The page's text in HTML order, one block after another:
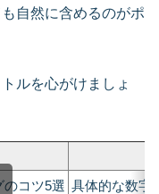
自然に含めるのがポ
ルを心がけましょ
コツ5選 具体的な数字